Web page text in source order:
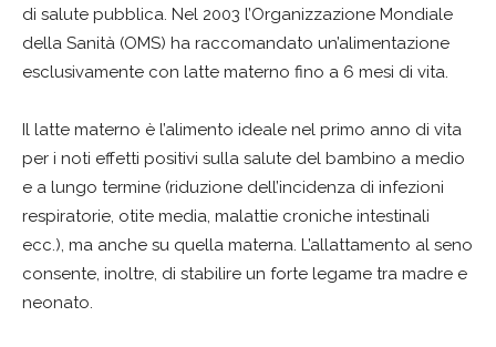
di salute pubblica. Nel 2003 l’Organizzazione Mondiale
della Sanità (OMS) ha raccomandato un’alimentazione
esclusivamente con latte materno fino a 6 mesi di vita.
Il latte materno è l’alimento ideale nel primo anno di vita
per i noti effetti positivi sulla salute del bambino a medio
e a lungo termine (riduzione dell’incidenza di infezioni
respiratorie, otite media, malattie croniche intestinali
ecc.), ma anche su quella materna. L’allattamento al seno
consente, inoltre, di stabilire un forte legame tra madre e
neonato.